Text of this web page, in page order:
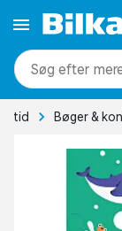
Fritid Bøger &